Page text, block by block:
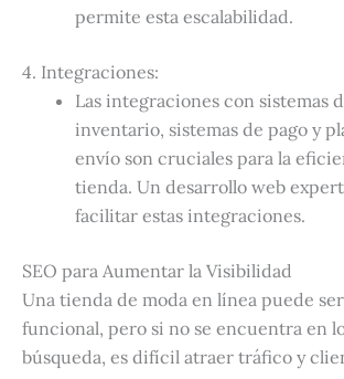
permite esta escalabilidad.
4. Integraciones:
Las integraciones con sistemas
inventario, sistemas de pago y
envío son cruciales para la
tienda. Un desarrollo web
facilitar estas integraciones.
SEO para Aumentar la Visibilidad
Una tienda de moda en línea puede
funcional, pero si no se encuentra en
búsqueda, es difícil atraer tráfico y